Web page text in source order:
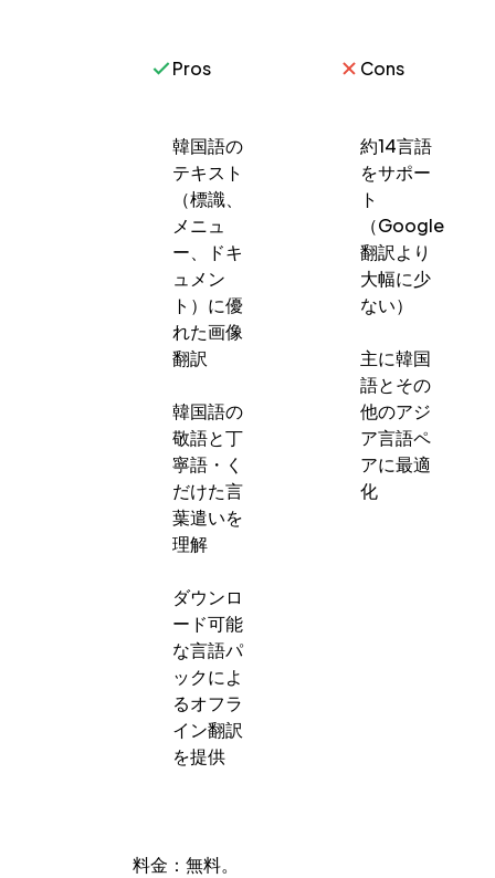
Pros
韓国語の
テキスト
（標識、
メニュ
ー、ドキ
ュメン
ト）に優
れた画像
翻訳
韓国語の
敬語と丁
寧語・く
だけた言
葉遣いを
理解
ダウンロ
ード可能
な言語パ
ックによ
るオフラ
イン翻訳
を提供
Cons
約14言語
をサポー
ト
（Google
翻訳より
大幅に少
ない）
主に韓国
語とその
他のアジ
ア言語ペ
アに最適
化
料金：無料。